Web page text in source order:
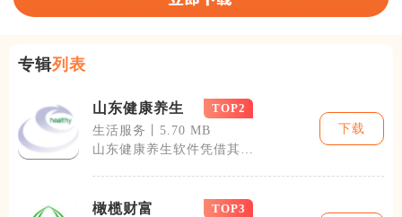
专辑列表
山东健康养生
TOP2
生活服务丨5.70 MB
山东健康养生软件凭借其独
下载
橄榄财富
TOP3